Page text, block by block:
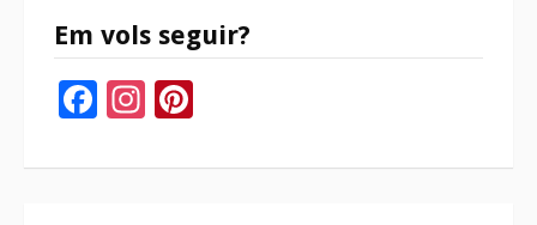
Em vols seguir?
Facebook
Instagram